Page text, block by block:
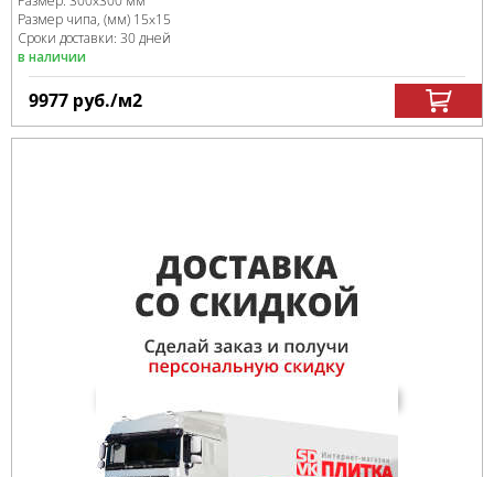
Размер чипа, (мм) 15x15
Сроки доставки: 30 дней
в наличии
9977 руб./м2